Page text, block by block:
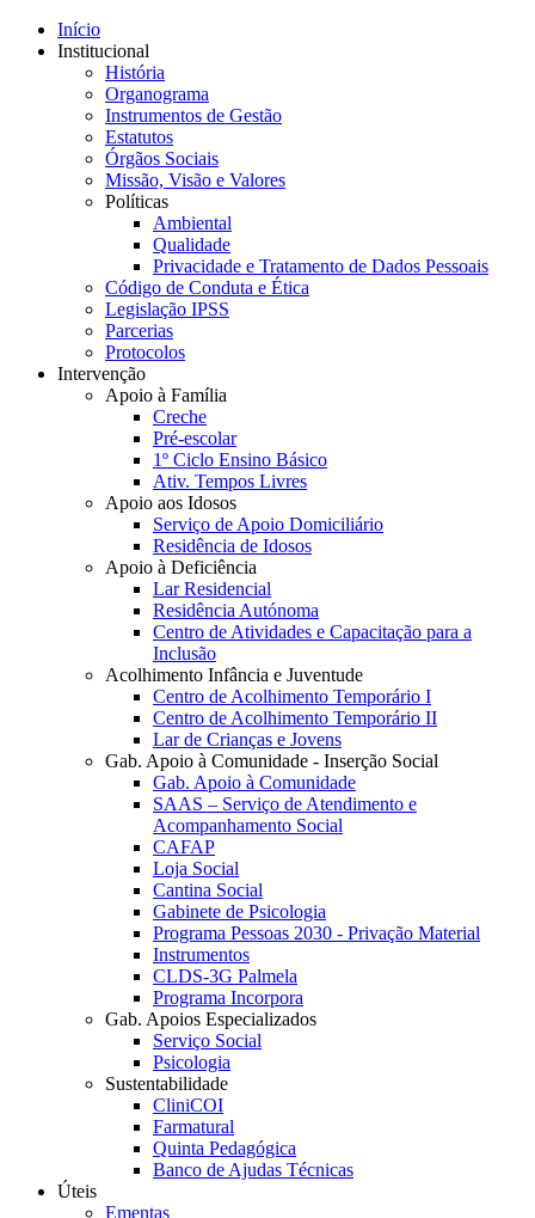
Início
Institucional
História
Organograma
Instrumentos de Gestão
Estatutos
Órgãos Sociais
Missão, Visão e Valores
Políticas
Ambiental
Qualidade
Privacidade e Tratamento de Dados Pessoais
Código de Conduta e Ética
Legislação IPSS
Parcerias
Protocolos
Intervenção
Apoio à Família
Creche
Pré-escolar
1º Ciclo Ensino Básico
Ativ. Tempos Livres
Apoio aos Idosos
Serviço de Apoio Domiciliário
Residência de Idosos
Apoio à Deficiência
Lar Residencial
Residência Autónoma
Centro de Atividades e Capacitação para a
Inclusão
Acolhimento Infância e Juventude
Centro de Acolhimento Temporário I
Centro de Acolhimento Temporário II
Lar de Crianças e Jovens
Gab. Apoio à Comunidade - Inserção Social
Gab. Apoio à Comunidade
SAAS – Serviço de Atendimento e
Acompanhamento Social
CAFAP
Loja Social
Cantina Social
Gabinete de Psicologia
Programa Pessoas 2030 - Privação Material
Instrumentos
CLDS-3G Palmela
Programa Incorpora
Gab. Apoios Especializados
Serviço Social
Psicologia
Sustentabilidade
CliniCOI
Farmatural
Quinta Pedagógica
Banco de Ajudas Técnicas
Úteis
Ementas